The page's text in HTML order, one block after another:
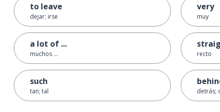
to leave
dejar; irse
a lot of ...
muchos ...
such
tan; tal
very
muy
recto
detrás;